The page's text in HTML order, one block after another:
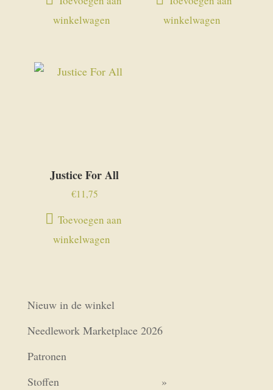
winkelwagen
winkelwagen
Justice For All
€11,75
Toevoegen aan
winkelwagen
Nieuw in de winkel
Needlework Marketplace 2026
Patronen
Stoffen